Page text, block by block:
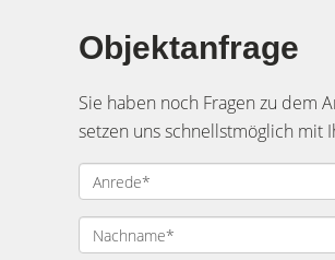
Objektanfrage
Sie haben noch Fragen zu dem
setzen uns schnellstmöglich mit